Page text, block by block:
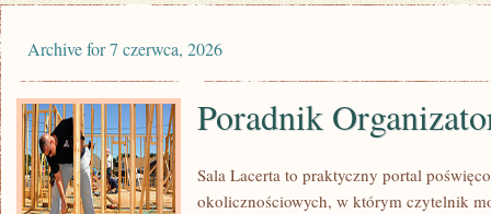
Archive for 7 czerwca, 2026
Poradnik
Sala Lacerta to praktyczny portal
okolicznościowych, w którym czytelnik